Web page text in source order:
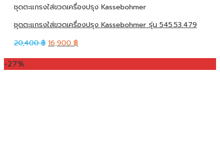
ชุดตะแกรงใส่ขวดเครื่องปรุง Kassebohmer
ชุดตะแกรงใส่ขวดเครื่องปรุง Kassebohmer รุ่น 545.53.479
20,400฿ 16,900 ฿
-27%